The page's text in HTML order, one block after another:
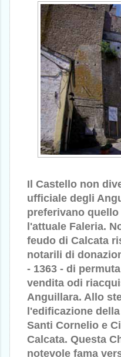
Il Castello non
ufficiale degli
preferivano
l'attuale Faleria.
feudo di Calcata
notarili di
- 1363 - di
vendita odi
Anguillara. Allo
l'edificazione
Santi Cornelio e
Calcata. Questa
notevole fama